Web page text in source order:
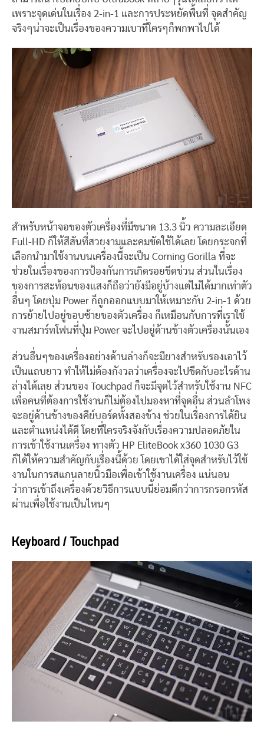
เพราะจุดเด่นในเรื่อง 2-in-1 และการประหยัดพื้นที่ จุดสำคัญ
จริงๆน่าจะเป็นเรื่องของความเบาที่ใครๆก็พกพาไปได้
สำหรับหน้าจอของตัวเครื่องที่มีขนาด 13.3 นิ้ว ความละเอียด
Full-HD ก็ให้สีสันที่สวยงามและคมชัดใช้ได้เลย โดยกระจกที่
เลือกนำมาใช้งานบนเครื่องนี้จะเป็น Corning Gorilla ที่จะ
ช่วยในเรื่องของการป้องกันการเกิดรอยขีดข่วน ส่วนในเรื่อง
ของการสะท้อนของแสงก็ถือว่ายังมีอยู่บ้างแต่ไม่ได้มากเท่าตัว
อื่นๆ โดยปุ่ม Power ก็ถูกออกแบบมาให้เหมาะกับ 2-in-1 ด้วย
การย้ายไปอยู่ขอบซ้ายของตัวเครื่อง ก็เหมือนกับการที่เราใช้
งานสมาร์ทโฟนที่ปุ่ม Power จะไปอยู่ด้านข้างตัวเครื่องนั้นเอง
ส่วนอื่นๆของเครื่องอย่างด้านล่างก็จะมียางสำหรับรองเอาไว้
เป็นแถบยาว ทำให้ไม่ต้องกังวลว่าเครื่องจะไปขีดกับอะไรด้าน
ล่างได้เลย ส่วนของ Touchpad ก็จะมีจุดไว้สำหรับใช้งาน NFC
เพื่อคนที่ต้องการใช้งานก็ไม่ต้องไปมองหาที่จุดอื่น ส่วนลำโพง
จะอยู่ด้านข้างของคีย์บอร์ดทั้งสองข้าง ช่วยในเรื่องการได้ยิน
และตำแหน่งได้ดี โดยที่ใครจริงจังกับเรื่องความปลอดภัยใน
การเข้าใช้งานเครื่อง ทางตัว HP EliteBook x360 1030 G3
ก็ได้ให้ความสำคัญกับเรื่องนี้ด้วย โดยเขาได้ใส่จุดสำหรับไว้ใช้
งานในการสแกนลายนิ้วมือเพื่อเข้าใช้งานเครื่อง แน่นอน
ว่าการเข้าถึงเครื่องด้วยวิธีการแบบนี้ย่อมดีกว่าการกรอกรหัส
ผ่านเพื่อใช้งานเป็นไหนๆ
Keyboard / Touchpad